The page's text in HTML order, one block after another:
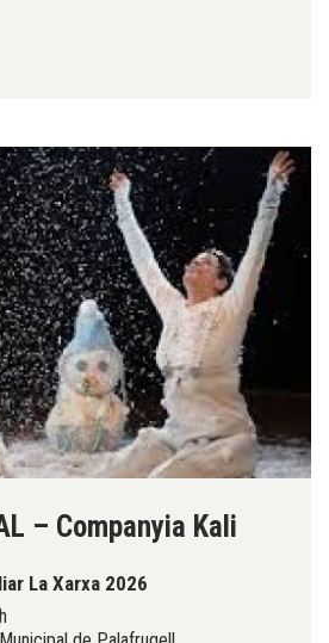
– Companyia Kali
La Xarxa 2026